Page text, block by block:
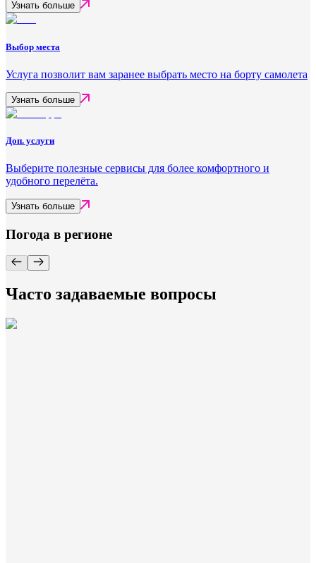
Узнать больше
Выбор места
Услуга позволит вам заранее выбрать место на борту самолета
Узнать больше
Доп. услуги
Выберите полезные сервисы для более комфортного и
удобного перелёта.
Узнать больше
Погода в регионе
Часто задаваемые вопросы